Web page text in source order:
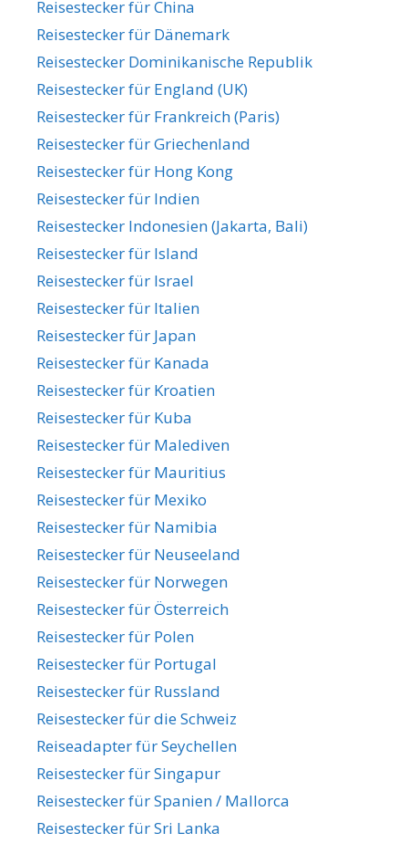
Reisestecker für China
Reisestecker für Dänemark
Reisestecker Dominikanische Republik
Reisestecker für England (UK)
Reisestecker für Frankreich (Paris)
Reisestecker für Griechenland
Reisestecker für Hong Kong
Reisestecker für Indien
Reisestecker Indonesien (Jakarta, Bali)
Reisestecker für Island
Reisestecker für Israel
Reisestecker für Italien
Reisestecker für Japan
Reisestecker für Kanada
Reisestecker für Kroatien
Reisestecker für Kuba
Reisestecker für Malediven
Reisestecker für Mauritius
Reisestecker für Mexiko
Reisestecker für Namibia
Reisestecker für Neuseeland
Reisestecker für Norwegen
Reisestecker für Österreich
Reisestecker für Polen
Reisestecker für Portugal
Reisestecker für Russland
Reisestecker für die Schweiz
Reiseadapter für Seychellen
Reisestecker für Singapur
Reisestecker für Spanien / Mallorca
Reisestecker für Sri Lanka